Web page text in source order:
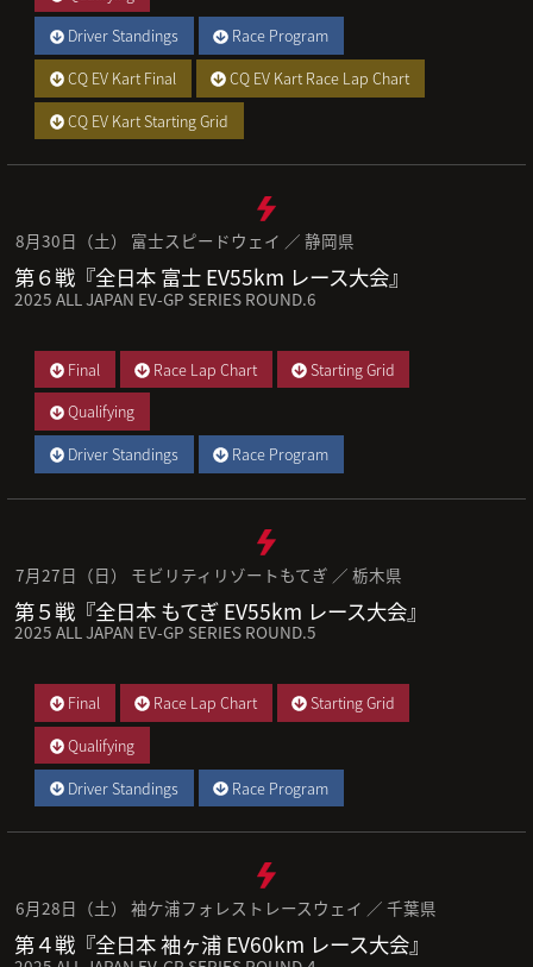
Driver Standings
Race Program
CQ EV Kart Final
CQ EV Kart Race Lap Chart
CQ EV Kart Starting Grid
8月30日（土） 富士スピードウェイ ／ 静岡県
第６戦『全日本 富士 EV55km レース大会』
2025 ALL JAPAN EV-GP SERIES ROUND.6
Final Race Lap Chart
Starting Grid
Qualifying
Driver Standings
Race Program
7月27日（日） モビリティリゾートもてぎ ／ 栃木県
第５戦『全日本 もてぎ EV55km レース大会』
2025 ALL JAPAN EV-GP SERIES ROUND.5
Final Race Lap Chart
Starting Grid
Qualifying
Driver Standings
Race Program
6月28日（土） 袖ケ浦フォレストレースウェイ ／ 千葉県
第４戦『全日本 袖ヶ浦 EV60km レース大会』